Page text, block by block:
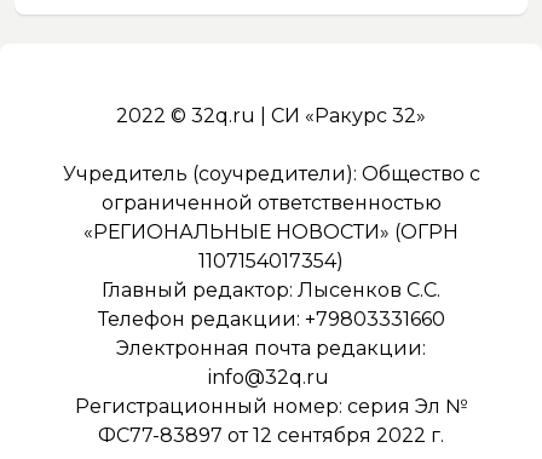
2022 © 32q.ru | СИ «Ракурс 32»
Учредитель (соучредители): Общество с
ограниченной ответственностью
«РЕГИОНАЛЬНЫЕ НОВОСТИ» (ОГРН
1107154017354)
Главный редактор: Лысенков С.С.
Телефон редакции: +79803331660
Электронная почта редакции:
info@32q.ru
Регистрационный номер: серия Эл №
ФС77-83897 от 12 сентября 2022 г.